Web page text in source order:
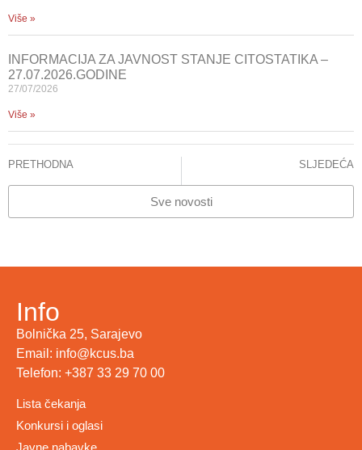
Više »
INFORMACIJA ZA JAVNOST STANJE CITOSTATIKA –
27.07.2026.GODINE
27/07/2026
Više »
PRETHODNA SLJEDEĆA
Sve novosti
Info
Bolnička 25, Sarajevo
Email: info@kcus.ba
Telefon: +387 33 29 70 00
Lista čekanja
Konkursi i oglasi
Javne nabavke